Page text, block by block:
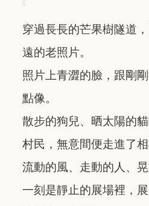
穿過長長的芒果樹隧道
遠的老照片。
照片上青澀的臉，跟剛
點像。
散步的狗兒、晒太陽的
村民，無意間便走進了
流動的風、走動的人、
一刻是靜止的展場裡，